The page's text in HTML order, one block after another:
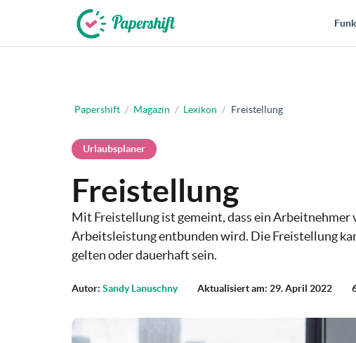
Papershift / Magazin / Lexikon / Freistellung
Urlaubsplaner
Freistellung
Mit Freistellung ist gemeint, dass ein Arbeitnehmer
Arbeitsleistung entbunden wird. Die Freistellung
gelten oder dauerhaft sein.
Autor: Sandy Lanuschny Aktualisiert am: 29. April 2022